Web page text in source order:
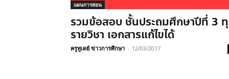
แผนการสอน
รวมข้อสอบ ชั้นประถมศึกษาปีที่ 3
รายวิชา เอกสารแก้ไขได้
ครูทูเดย์ ข่าวการศึกษา - 12/03/2017